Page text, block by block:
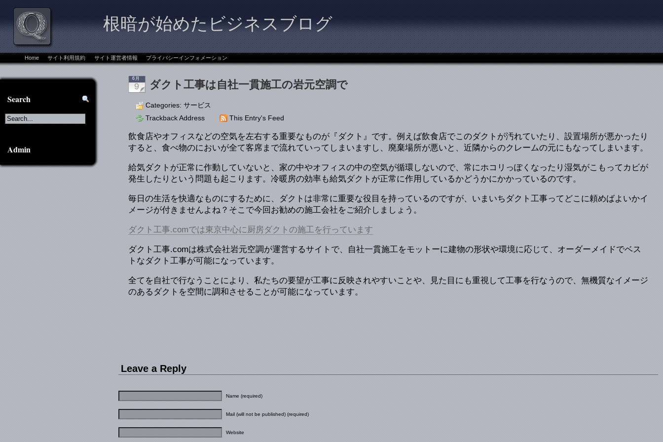
根暗が始めたビジネスブログ
Home サイト利用規約 サイト運営者情報 プライバシーインフォメーション
Search
Admin
6月
9 ダクト工事は自社一貫施工の岩元空調で
Categories: サービス
Trackback Address
This Entry's Feed
飲食店やオフィスなどの空気を左右する重要なものが『ダクト』です。例えば飲食店でこのダクトが汚れていたり、設置場所が悪かったり
すると、食べ物のにおいが全て客席まで流れていってしまいますし、廃棄場所が悪いと、近隣からのクレームの元にもなってしまいます。
給気ダクトが正常に作動していないと、家の中やオフィスの中の空気が循環しないので、常にホコリっぽくなったり湿気がこもってカビが
発生したりという問題も起こります。冷暖房の効率も給気ダクトが正常に作用しているかどうかにかかっているのです。
毎日の生活を快適なものにするために、ダクトは非常に重要な役目を持っているのですが、いまいちダクト工事ってどこに頼めばよいかイ
メージが付きませんよね？そこで今回お勧めの施工会社をご紹介しましょう。
ダクト工事.comでは東京中心に厨房ダクトの施工を行っています
ダクト工事.comは株式会社岩元空調が運営するサイトで、自社一貫施工をモットーに建物の形状や環境に応じて、オーダーメイドでベス
トなダクト工事が可能になっています。
全てを自社で行なうことにより、私たちの要望が工事に反映されやすいことや、見た目にも重視して工事を行なうので、無機質なイメージ
のあるダクトを空間に調和させることが可能になっています。
Leave a Reply
Name (required)
Mail (will not be published) (required)
Website